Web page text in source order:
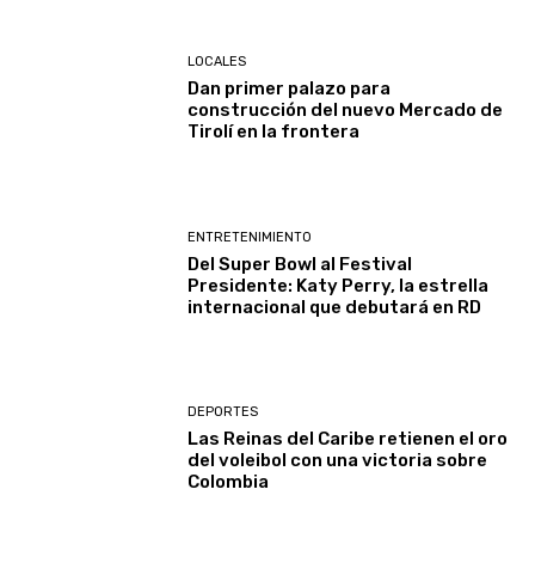
LOCALES
Dan primer palazo para
construcción del nuevo Mercado de
Tirolí en la frontera
ENTRETENIMIENTO
Del Super Bowl al Festival
Presidente: Katy Perry, la estrella
internacional que debutará en RD
DEPORTES
Las Reinas del Caribe retienen el oro
del voleibol con una victoria sobre
Colombia